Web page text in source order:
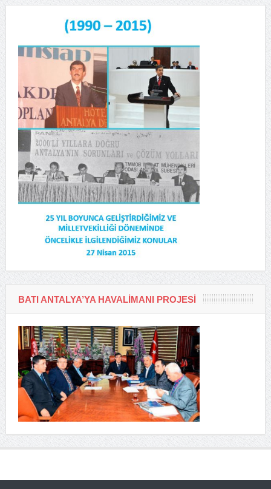
BATI ANTALYA’YA HAVALIMANI PROJESI